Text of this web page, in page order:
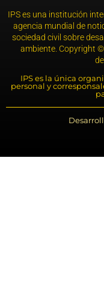
IPS es una institución
agencia mundial de
sociedad civil sobre
ambiente. Copyright
IPS es la única
personal y